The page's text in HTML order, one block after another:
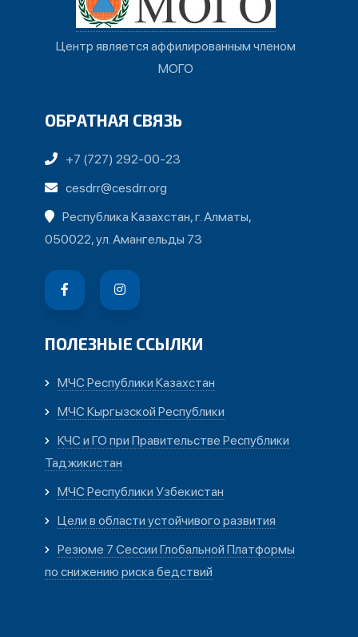
Центр является аффилированным членом
МОГО
ОБРАТНАЯ СВЯЗЬ
+7 (727) 292-00-23
cesdrr@cesdrr.org
Республика Казахстан, г. Алматы,
050022, ул. Амангельды 73
ПОЛЕЗНЫЕ ССЫЛКИ
МЧС Республики Казахстан
МЧС Кыргызской Республики
КЧС и ГО при Правительстве Республики
Таджикистан
МЧС Республики Узбекистан
Цели в области устойчивого развития
Резюме 7 Сессии Глобальной Платформы
по снижению риска бедствий